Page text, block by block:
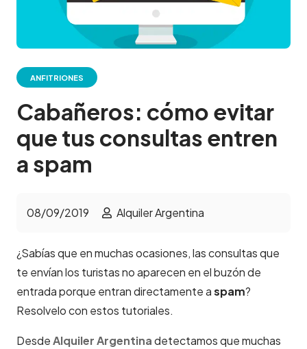
ANFITRIONES
Cabañeros: cómo evitar
que tus consultas entren
a spam
08/09/2019 Alquiler Argentina
¿Sabías que en muchas ocasiones, las consultas que
te envían los turistas no aparecen en el buzón de
entrada porque entran directamente aspam?
Resolvelo con estos tutoriales.
DesdeAlquiler Argentinadetectamos que muchas